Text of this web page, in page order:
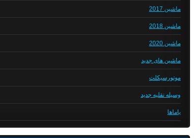
ماشین 2017
ماشین 2018
ماشین 2020
ماشین های جدید
موتورسیکلت
وسیله نقلیه جدید
یاماها